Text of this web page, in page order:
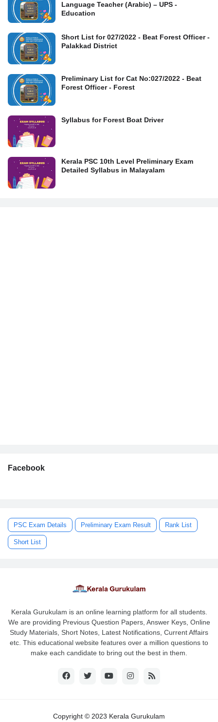
Language Teacher (Arabic) – UPS -
Education
Short List for 027/2022 - Beat Forest Officer -
Palakkad District
Preliminary List for Cat No:027/2022 - Beat
Forest Officer - Forest
Syllabus for Forest Boat Driver
Kerala PSC 10th Level Preliminary Exam
Detailed Syllabus in Malayalam
Facebook
PSC Exam Details Preliminary Exam Result Rank List
Short List
Kerala Gurukulam is an online learning platform for all students.
We are providing Previous Question Papers, Answer Keys, Online
Study Materials, Short Notes, Latest Notifications, Current Affairs
etc. This educational website features over a million questions to
make each candidate to bring out the best in them.
Copyright © 2023 Kerala Gurukulam